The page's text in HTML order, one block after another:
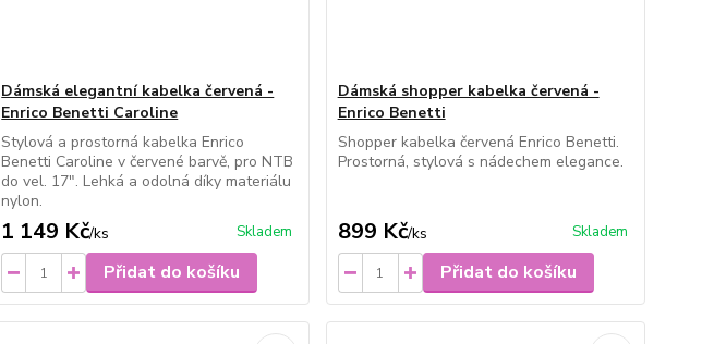
Dámská elegantní kabelka červená -
Enrico Benetti Caroline
Stylová a prostorná kabelka Enrico
Benetti Caroline v červené barvě, pro NTB
do vel. 17". Lehká a odolná díky materiálu
nylon.
1 149 Kč/ks Skladem
Přidat do košíku
Dámská shopper kabelka červená -
Enrico Benetti
Shopper kabelka červená Enrico Benetti.
Prostorná, stylová s nádechem elegance.
899 Kč/ks Skladem
Přidat do košíku